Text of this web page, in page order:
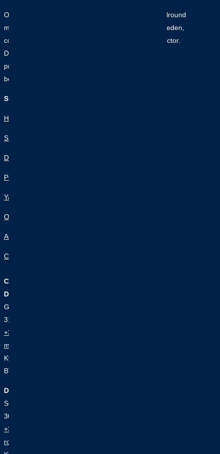
Onze moderne scheepswerf is uitgegroeid tot een allround
maritiem servicecentrum voor defensie, lokale overheden,
commerciële eigenaren, rederijen en de luxe jachtsector.
Dankzij voortdurende innovatie en duurzame
procesoptimalisatie garanderen wij kwaliteit en
betrouwbaarheid in elk project.
Sitemap
Home
Shipyards
Defence & Security
PowerPort
Yacht Services
Over ons
Actueel
Contact
Contact
De Haas Maassluis B.V.
Govert van Wijnkade 1
3144 ED Maassluis
+31 (0)10 591 35 11
maassluis@dehaas.nl
KvK R’dam: 24201206
BTW nr.: NL002059952B01
De Haas Rotterdam Shipyard B.V.
Scheepsbouwplein 3 (RDM terrein Heijplaat)
3089 JX Rotterdam
+31 (0)88 712 65 00
rotterdam@dehaas.nl